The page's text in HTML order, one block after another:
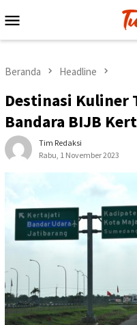
ke
Mobile
Beranda Headline
Destinasi Kuliner
Bandara BIJB
Tim Redaksi
Rabu, 1 November 2023